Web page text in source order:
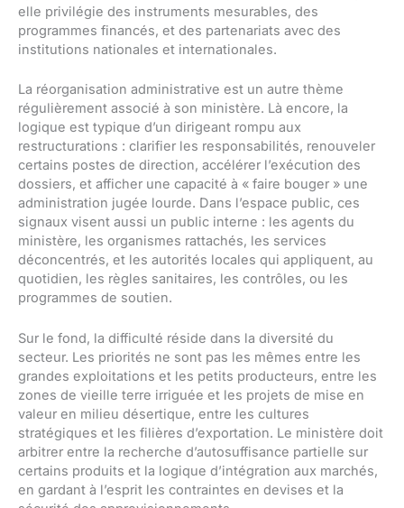
elle privilégie des instruments mesurables, des
programmes financés, et des partenariats avec des
institutions nationales et internationales.
La réorganisation administrative est un autre thème
régulièrement associé à son ministère. Là encore, la
logique est typique d’un dirigeant rompu aux
restructurations : clarifier les responsabilités, renouveler
certains postes de direction, accélérer l’exécution des
dossiers, et afficher une capacité à « faire bouger » une
administration jugée lourde. Dans l’espace public, ces
signaux visent aussi un public interne : les agents du
ministère, les organismes rattachés, les services
déconcentrés, et les autorités locales qui appliquent, au
quotidien, les règles sanitaires, les contrôles, ou les
programmes de soutien.
Sur le fond, la difficulté réside dans la diversité du
secteur. Les priorités ne sont pas les mêmes entre les
grandes exploitations et les petits producteurs, entre les
zones de vieille terre irriguée et les projets de mise en
valeur en milieu désertique, entre les cultures
stratégiques et les filières d’exportation. Le ministère doit
arbitrer entre la recherche d’autosuffisance partielle sur
certains produits et la logique d’intégration aux marchés,
en gardant à l’esprit les contraintes en devises et la